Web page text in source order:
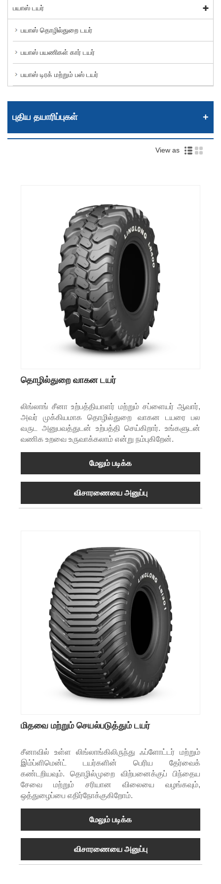
பயாஸ் டயர்
பயாஸ் தொழில்துறை டயர்
பயாஸ் பயணிகள் கார் டயர்
பயாஸ் டிரக் மற்றும் பஸ் டயர்
புதிய தயாரிப்புகள்
View as
தொழில்துறை வாகன டயர்
லிங்லாங் சீனா உற்பத்தியாளர் மற்றும் சப்ளையர் ஆவார்,
அவர் முக்கியமாக தொழில்துறை வாகன டயரை பல
வருட அனுபவத்துடன் உற்பத்தி செய்கிறார். உங்களுடன்
வணிக உறவை உருவாக்கலாம் என்று நம்புகிறேன்.
மேலும் படிக்க
விசாரணையை அனுப்பு
மிதவை மற்றும் செயல்படுத்தும் டயர்
சீனாவில் உள்ள லிங்லாங்கிலிருந்து ஃப்ளோட்டர் மற்றும்
இம்ப்ளிமென்ட் டயர்களின் பெரிய தேர்வைக்
கண்டறியவும். தொழில்முறை விற்பனைக்குப் பிந்தைய
சேவை மற்றும் சரியான விலையை வழங்கவும்,
ஒத்துழைப்பை எதிர்நோக்குகிறோம்.
மேலும் படிக்க
விசாரணையை அனுப்பு